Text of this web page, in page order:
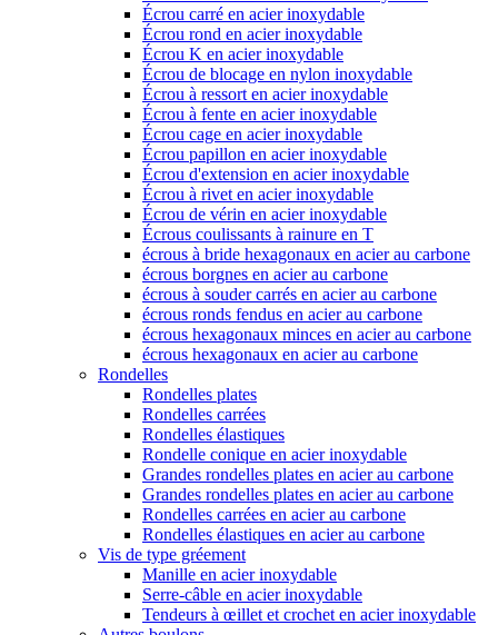
Écrou carré en acier inoxydable
Écrou rond en acier inoxydable
Écrou K en acier inoxydable
Écrou de blocage en nylon inoxydable
Écrou à ressort en acier inoxydable
Écrou à fente en acier inoxydable
Écrou cage en acier inoxydable
Écrou papillon en acier inoxydable
Écrou d'extension en acier inoxydable
Écrou à rivet en acier inoxydable
Écrou de vérin en acier inoxydable
Écrous coulissants à rainure en T
écrous à bride hexagonaux en acier au carbone
écrous borgnes en acier au carbone
écrous à souder carrés en acier au carbone
écrous ronds fendus en acier au carbone
écrous hexagonaux minces en acier au carbone
écrous hexagonaux en acier au carbone
Rondelles
Rondelles plates
Rondelles carrées
Rondelles élastiques
Rondelle conique en acier inoxydable
Grandes rondelles plates en acier au carbone
Grandes rondelles plates en acier au carbone
Rondelles carrées en acier au carbone
Rondelles élastiques en acier au carbone
Vis de type gréement
Manille en acier inoxydable
Serre-câble en acier inoxydable
Tendeurs à œillet et crochet en acier inoxydable